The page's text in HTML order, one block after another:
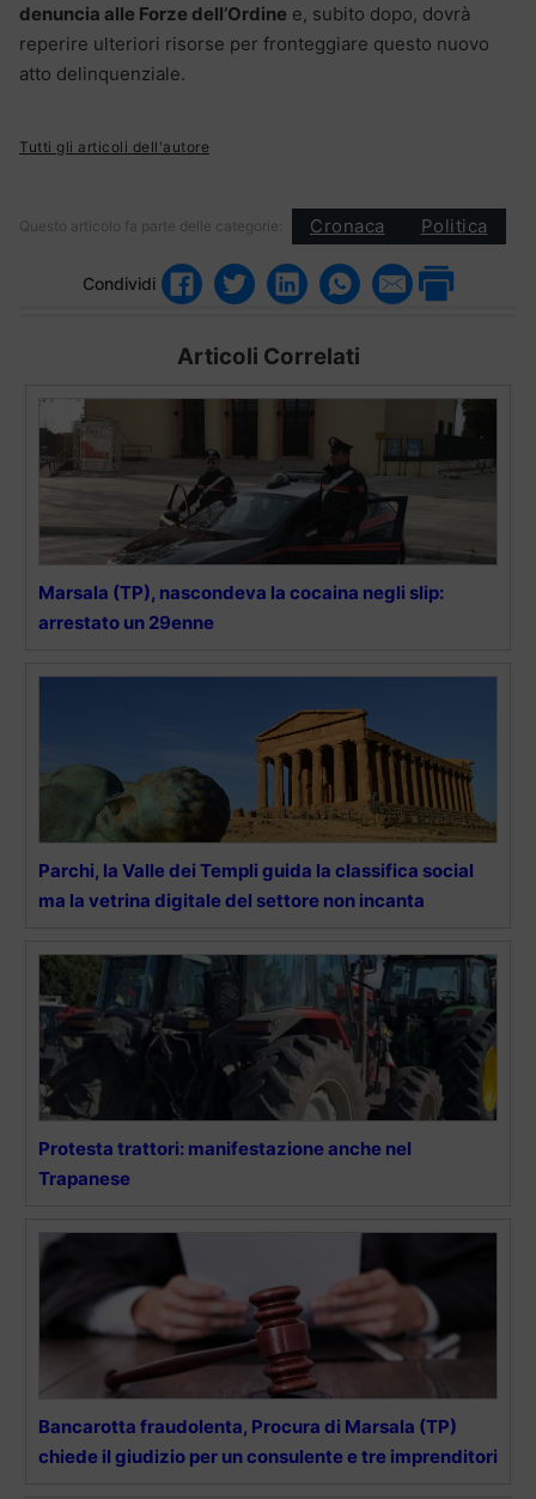
denuncia alle Forze dell’Ordine e, subito dopo, dovrà
reperire ulteriori risorse per fronteggiare questo nuovo
atto delinquenziale.
Tutti gli articoli dell'autore
Questo articolo fa parte delle categorie: Cronaca Politica
Condividi
Articoli Correlati
Marsala (TP), nascondeva la cocaina negli slip:
arrestato un 29enne
Parchi, la Valle dei Templi guida la classifica social
ma la vetrina digitale del settore non incanta
Protesta trattori: manifestazione anche nel
Trapanese
Bancarotta fraudolenta, Procura di Marsala (TP)
chiede il giudizio per un consulente e tre imprenditori